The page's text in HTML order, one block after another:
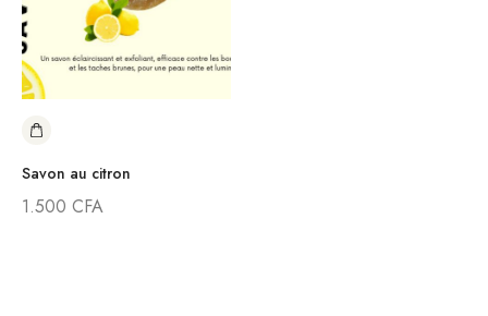
Savon au citron
1.500 CFA